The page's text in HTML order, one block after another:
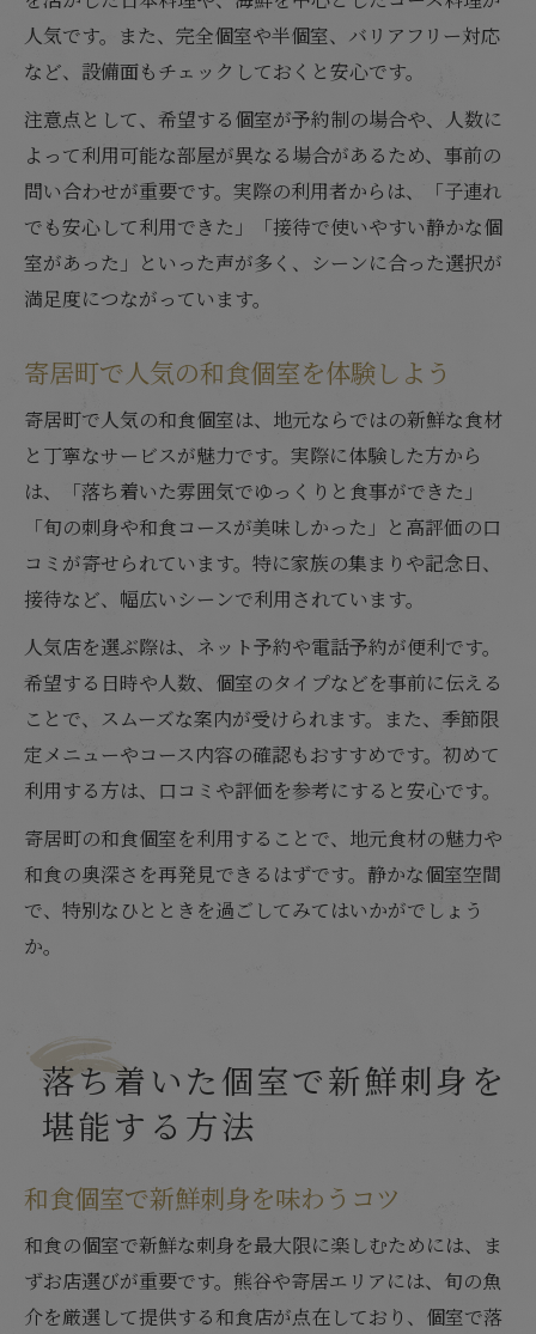
人気です。また、完全個室や半個室、バリアフリー対応
など、設備面もチェックしておくと安心です。
注意点として、希望する個室が予約制の場合や、人数に
よって利用可能な部屋が異なる場合があるため、事前の
問い合わせが重要です。実際の利用者からは、「子連れ
でも安心して利用できた」「接待で使いやすい静かな個
室があった」といった声が多く、シーンに合った選択が
満足度につながっています。
寄居町で人気の和食個室を体験しよう
寄居町で人気の和食個室は、地元ならではの新鮮な食材
と丁寧なサービスが魅力です。実際に体験した方から
は、「落ち着いた雰囲気でゆっくりと食事ができた」
「旬の刺身や和食コースが美味しかった」と高評価の口
コミが寄せられています。特に家族の集まりや記念日、
接待など、幅広いシーンで利用されています。
人気店を選ぶ際は、ネット予約や電話予約が便利です。
希望する日時や人数、個室のタイプなどを事前に伝える
ことで、スムーズな案内が受けられます。また、季節限
定メニューやコース内容の確認もおすすめです。初めて
利用する方は、口コミや評価を参考にすると安心です。
寄居町の和食個室を利用することで、地元食材の魅力や
和食の奥深さを再発見できるはずです。静かな個室空間
で、特別なひとときを過ごしてみてはいかがでしょう
か。
落ち着いた個室で新鮮刺身を
堪能する方法
和食個室で新鮮刺身を味わうコツ
和食の個室で新鮮な刺身を最大限に楽しむためには、ま
ずお店選びが重要です。熊谷や寄居エリアには、旬の魚
介を厳選して提供する和食店が点在しており、個室で落